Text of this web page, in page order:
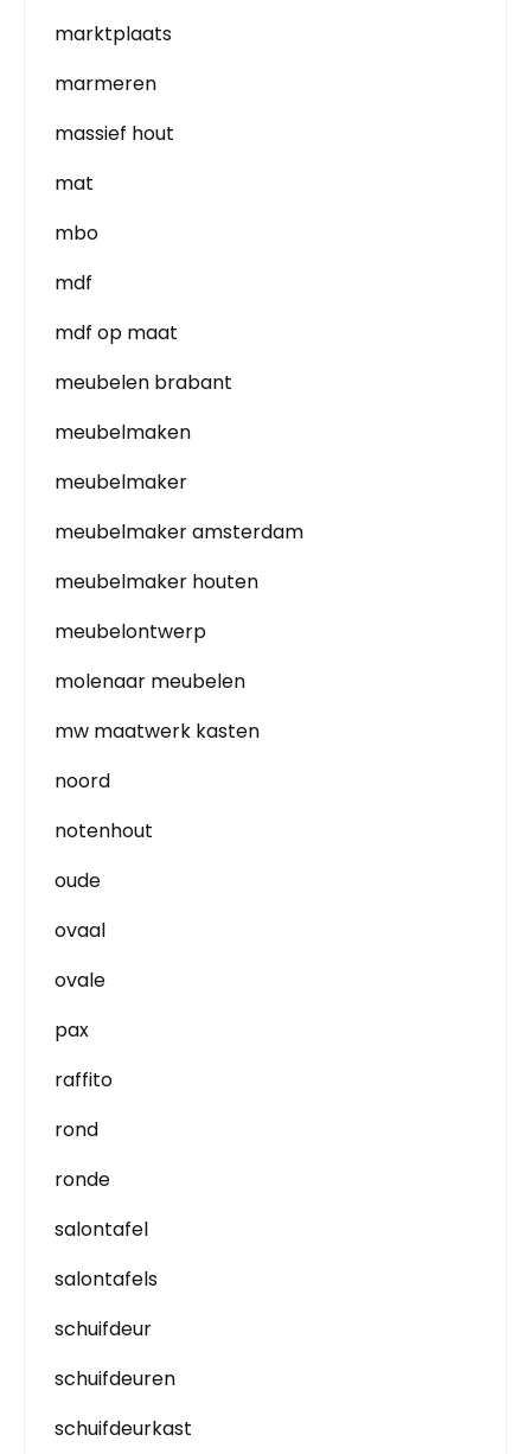
marktplaats
marmeren
massief hout
mat
mbo
mdf
mdf op maat
meubelen brabant
meubelmaken
meubelmaker
meubelmaker amsterdam
meubelmaker houten
meubelontwerp
molenaar meubelen
mw maatwerk kasten
noord
notenhout
oude
ovaal
ovale
pax
raffito
rond
ronde
salontafel
salontafels
schuifdeur
schuifdeuren
schuifdeurkast